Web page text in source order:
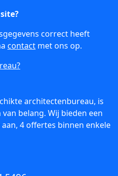
correct heeft
contact met ons op.
architectenbureau, is
belang. Wij bieden een
4 offertes binnen enkele